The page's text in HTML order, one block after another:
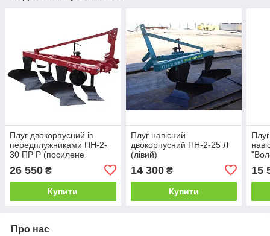
Плуг двокорпусний із
передплужниками ПН-2-
30 ПР Р (посилене
26 550 ₴
Купити
Плуг навісний
двокорпусний ПН-2-25 Л
(лівий)
14 300₴
Купити
15
Про нас